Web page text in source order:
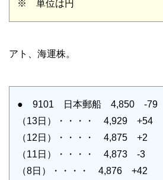
※ 単位は円
アト、海運株。
● 9101 日本郵船 4,850 -79
（13日）・・・・ 4,929 +54
（12日）・・・・ 4,875 +2
（11日）・・・・ 4,873 -3
（8日）・・・・ 4,876 +42